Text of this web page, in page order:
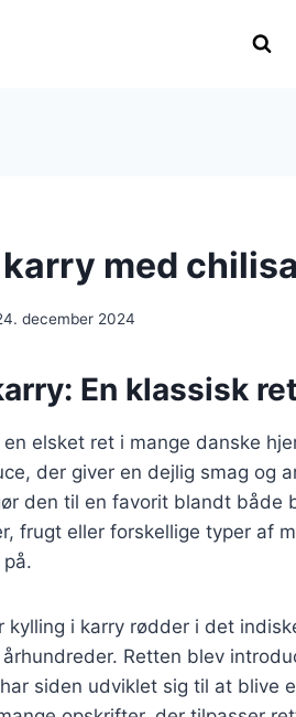
med
december 2024
En klassisk
en elsket ret i mange danske
der giver en dejlig smag og
den til en favorit blandt
frugt eller forskellige typer af
kylling i karry rødder i det
Retten blev
siden udviklet sig til at blive